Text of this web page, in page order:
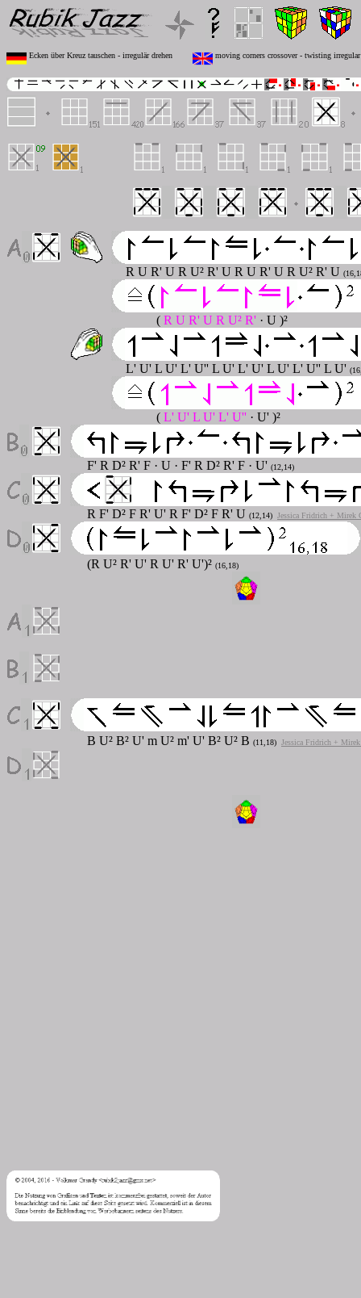
Ecken über Kreuz tauschen - irregulär drehen moving corners crossover - twisting irregular
R U R' U R U² R' U R U R' U R U² R' U
( R U R' U R U² R' · U )²
L' U' L U' L' U'' L U' L' U' L U' L' U'' L U'
( L' U' L U' L' U'' · U' )²
F' R D² R' F · U · F' R D² R' F · U' (12,14)
R F' D² F R' U' R F' D² F R' U (12,14) Jessica Fridrich + Mirek
(R U² R' U' R U' R' U')² (16,18)
B U² B² U' m U² m' U' B² U² B (11,18) Jessica Fridrich +